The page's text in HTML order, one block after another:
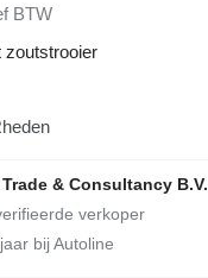
BTW
zoutstrooier
& Consultancy B.V.
jaar bij Autoline